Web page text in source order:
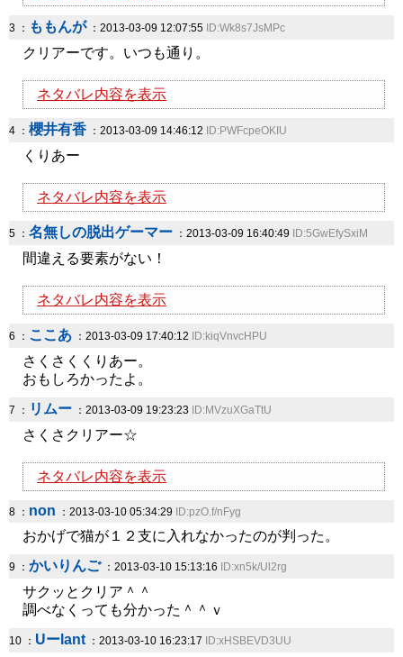
3 ： ももんが：2013-03-09 12:07:55 ID:Wk8s7JsMPc
クリアーです。いつも通り。
ネタバレ内容を表示
4 ： 櫻井有香 ：2013-03-09 14:46:12 ID:PWFcpeOKIU
くりあー
ネタバレ内容を表示
5 ： 名無しの脱出ゲーマー ：2013-03-09 16:40:49 ID:5GwEfySxiM
間違える要素がない！
ネタバレ内容を表示
6 ： ここあ ：2013-03-09 17:40:12 ID:kiqVnvcHPU
さくさくくりあー。
おもしろかったよ。
7 ： リムー ：2013-03-09 19:23:23 ID:MVzuXGaTtU
さくさクリアー☆
ネタバレ内容を表示
8 ： non ：2013-03-10 05:34:29 ID:pzO.f/nFyg
おかげで猫が１２支に入れなかったのが判った。
9 ： かいりんご：2013-03-10 15:13:16 ID:xn5k/Ul2rg
サクッとクリア＾＾
調べなくっても分かった＾＾ｖ
10 ： Uーlant：2013-03-10 16:23:17 ID:xHSBEVD3UU